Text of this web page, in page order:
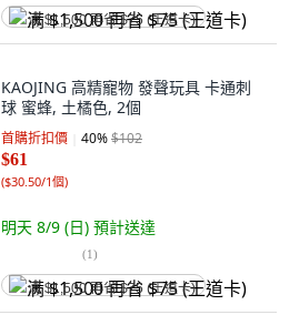
满 $1,500 再省 $75 (王道卡)
KAOJING 高精寵物 發聲玩具 卡通刺
球 蜜蜂, 土橘色, 2個
首購折扣價 40%$102
$61
($30.50/1個)
明天 8/9 (日) 預計送達
(1)
满 $1,500 再省 $75 (王道卡)